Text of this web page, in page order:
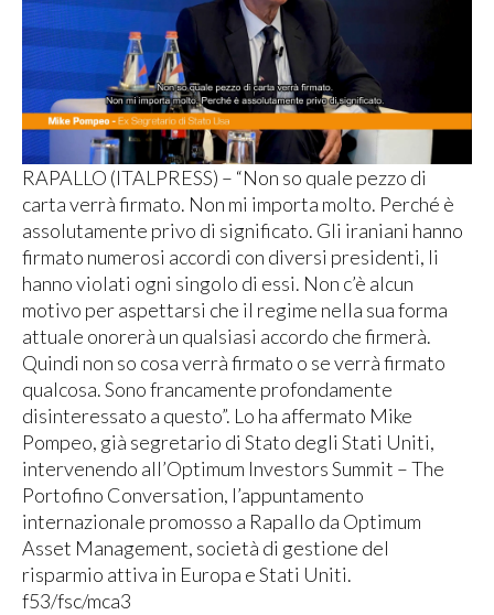
RAPALLO (ITALPRESS) – “Non so quale pezzo di
carta verrà firmato. Non mi importa molto. Perché è
assolutamente privo di significato. Gli iraniani hanno
firmato numerosi accordi con diversi presidenti, li
hanno violati ogni singolo di essi. Non c’è alcun
motivo per aspettarsi che il regime nella sua forma
attuale onorerà un qualsiasi accordo che firmerà.
Quindi non so cosa verrà firmato o se verrà firmato
qualcosa. Sono francamente profondamente
disinteressato a questo”. Lo ha affermato Mike
Pompeo, già segretario di Stato degli Stati Uniti,
intervenendo all’Optimum Investors Summit – The
Portofino Conversation, l’appuntamento
internazionale promosso a Rapallo da Optimum
Asset Management, società di gestione del
risparmio attiva in Europa e Stati Uniti.
f53/fsc/mca3